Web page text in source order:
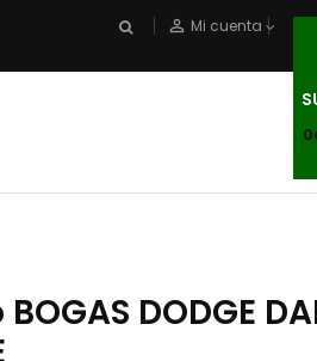
person_outline Mi cuenta
0
DODGE